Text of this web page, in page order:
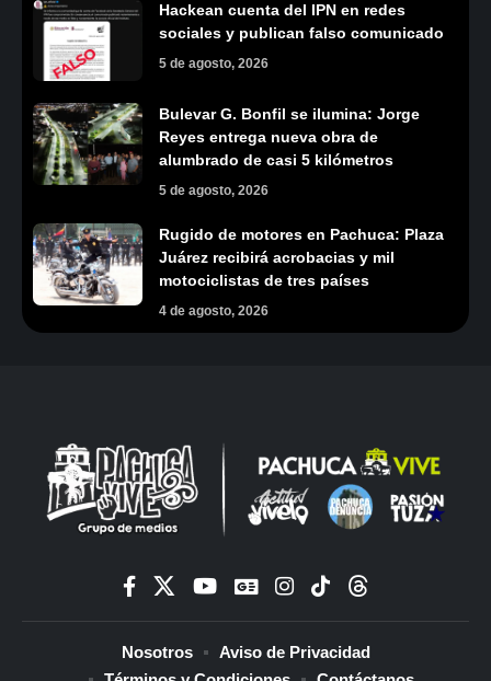
Hackean cuenta del IPN en redes
sociales y publican falso comunicado
5 de agosto, 2026
Bulevar G. Bonfil se ilumina: Jorge
Reyes entrega nueva obra de
alumbrado de casi 5 kilómetros
5 de agosto, 2026
Rugido de motores en Pachuca: Plaza
Juárez recibirá acrobacias y mil
motociclistas de tres países
4 de agosto, 2026
Nosotros
Aviso de Privacidad